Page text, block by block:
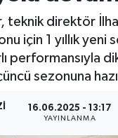
teknik direktör
için 1 yıllık yeni
performansıyla
sezonuna
16.06.2025 - 13:17
YAYINLANMA